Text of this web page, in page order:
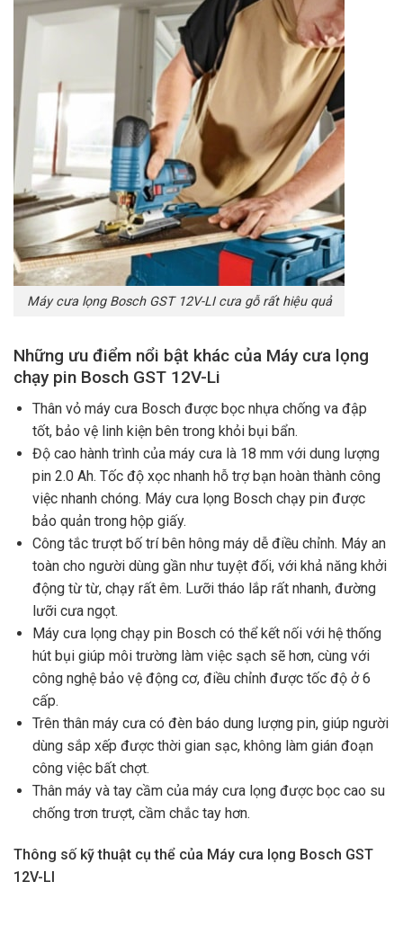
Máy cưa lọng Bosch GST 12V-LI cưa gỗ rất hiệu quả
Những ưu điểm nổi bật khác của Máy cưa lọng
chạy pin Bosch GST 12V-Li
Thân vỏ máy cưa Bosch được bọc nhựa chống va đập
tốt, bảo vệ linh kiện bên trong khỏi bụi bẩn.
Độ cao hành trình của máy cưa là 18 mm với dung lượng
pin 2.0 Ah. Tốc độ xọc nhanh hỗ trợ bạn hoàn thành công
việc nhanh chóng. Máy cưa lọng Bosch chạy pin được
bảo quản trong hộp giấy.
Công tắc trượt bố trí bên hông máy dễ điều chỉnh. Máy an
toàn cho người dùng gần như tuyệt đối, với khả năng khởi
động từ từ, chạy rất êm. Lưỡi tháo lắp rất nhanh, đường
lưỡi cưa ngọt.
Máy cưa lọng chạy pin Bosch có thể kết nối với hệ thống
hút bụi giúp môi trường làm việc sạch sẽ hơn, cùng với
công nghệ bảo vệ động cơ, điều chỉnh được tốc độ ở 6
cấp.
Trên thân máy cưa có đèn báo dung lượng pin, giúp người
dùng sắp xếp được thời gian sạc, không làm gián đoạn
công việc bất chợt.
Thân máy và tay cầm của máy cưa lọng được bọc cao su
chống trơn trượt, cầm chắc tay hơn.
Thông số kỹ thuật cụ thể của Máy cưa lọng Bosch GST
12V-LI